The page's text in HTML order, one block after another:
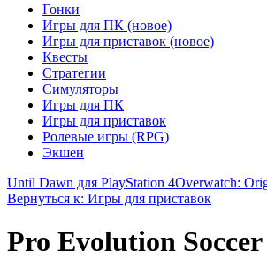
Гонки
Игры для ПК (новое)
Игры для приставок (новое)
Квесты
Стратегии
Симуляторы
Игры для ПК
Игры для приставок
Ролевые игры (RPG)
Экшен
Until Dawn для PlayStation 4Overwatch:
Вернуться к: Игры для приставок
Pro Evolution